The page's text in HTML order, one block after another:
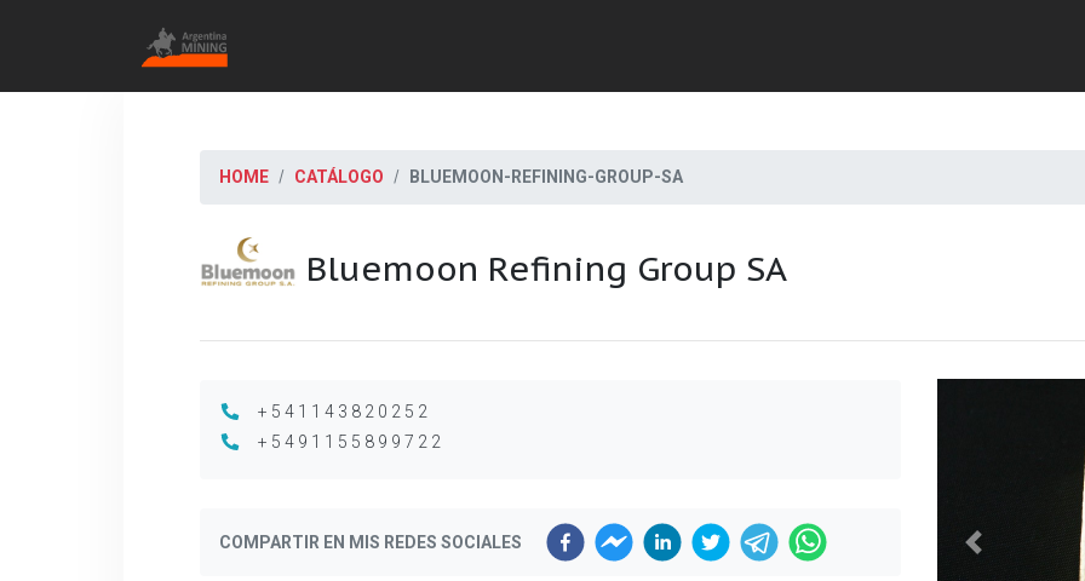
HOME CATÁLOGO BLUEMOON-REFINING-GROUP-SA
Bluemoon Refining Group SA
+541143820252
+5491155899722
COMPARTIR EN MIS REDES SOCIALES
Previous